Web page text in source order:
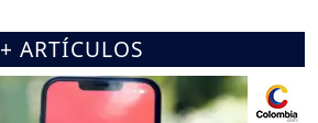
+ ARTÍCULOS